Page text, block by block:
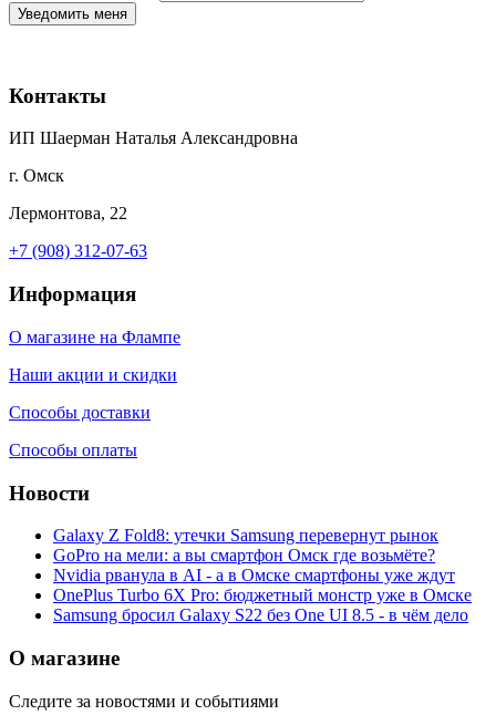
Контакты
ИП Шаерман Наталья Александровна
г. Омск
Лермонтова, 22
+7 (908) 312-07-63
Информация
О магазине на Флампе
Наши акции и скидки
Способы доставки
Способы оплаты
Новости
Galaxy Z Fold8: утечки Samsung перевернут рынок
GoPro на мели: а вы смартфон Омск где возьмёте?
Nvidia рванула в AI - а в Омске смартфоны уже ждут
OnePlus Turbo 6X Pro: бюджетный монстр уже в Омске
Samsung бросил Galaxy S22 без One UI 8.5 - в чём дело
О магазине
Следите за новостями и событиями